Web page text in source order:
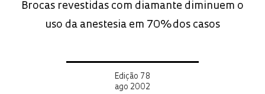
Brocas revestidas com diamante diminuem o
uso da anestesia em 70% dos casos
Edição 78
ago 2002